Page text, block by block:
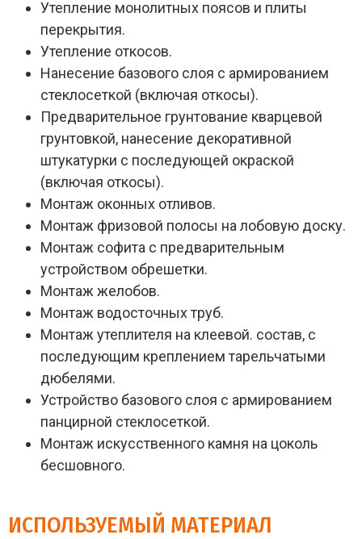
Утепление монолитных поясов и плиты
перекрытия.
Утепление откосов.
Нанесение базового слоя с армированием
стеклосеткой (включая откосы).
Предварительное грунтование кварцевой
грунтовкой, нанесение декоративной
штукатурки с последующей окраской
(включая откосы).
Монтаж оконных отливов.
Монтаж фризовой полосы на лобовую доску.
Монтаж софита с предварительным
устройством обрешетки.
Монтаж желобов.
Монтаж водосточных труб.
Монтаж утеплителя на клеевой. состав, с
последующим креплением тарельчатыми
дюбелями.
Устройство базового слоя с армированием
панцирной стеклосеткой.
Монтаж искусственного камня на цоколь
бесшовного.
ИСПОЛЬЗУЕМЫЙ МАТЕРИАЛ